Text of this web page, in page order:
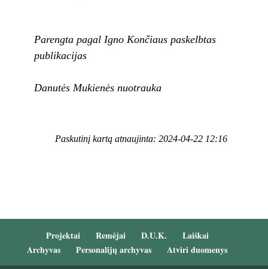
Parengta pagal Igno Končiaus paskelbtas
publikacijas
Danutės Mukienės nuotrauka
Paskutinį kartą atnaujinta: 2024-04-22 12:16
Projektai Remėjai D.U.K.
Laiškai
Archyvas
Personalijų archyvas Atviri duomenys